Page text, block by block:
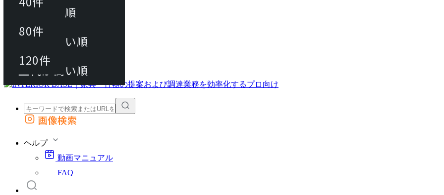
動画マニュアル
FAQ
カート
外部サイトの商品をカートに追加
画像検索
ヘルプ
動画マニュアル
FAQ
80件
120件
おすすめ順
上代が安い順
上代が高い順
80件
120件